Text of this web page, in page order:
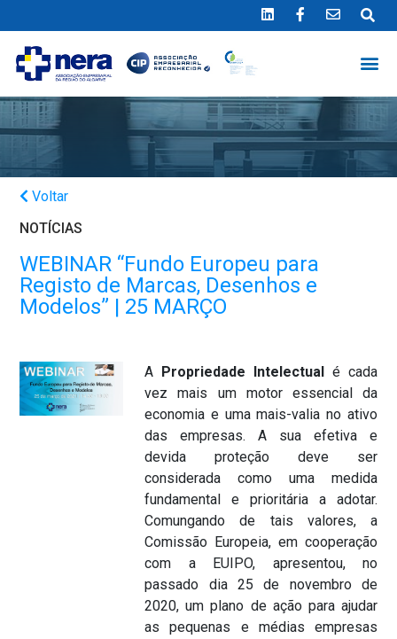
Voltar
NOTÍCIAS
WEBINAR “Fundo Europeu para
Registo de Marcas, Desenhos e
Modelos” | 25 MARÇO
A Propriedade Intelectual é cada
vez mais um motor essencial da
economia e uma mais-valia no ativo
das empresas. A sua efetiva e
devida proteção deve ser
considerada como uma medida
fundamental e prioritária a adotar.
Comungando de tais valores, a
Comissão Europeia, em cooperação
com a EUIPO, apresentou, no
passado dia 25 de novembro de
2020, um plano de ação para ajudar
as pequenas e médias empresas